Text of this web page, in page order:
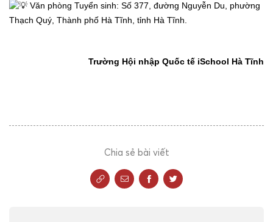
Văn phòng Tuyển sinh: Số 377, đường Nguyễn Du, phường
Thạch Quý, Thành phố Hà Tĩnh, tỉnh Hà Tĩnh.
Trường Hội nhập Quốc tế iSchool Hà Tĩnh
Chia sẻ bài viết